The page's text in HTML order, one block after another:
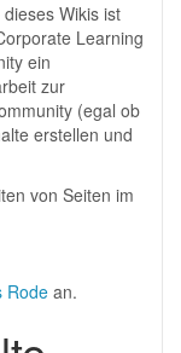
Wikis ist
Learning
ein
zur
(egal ob
erstellen und
von Seiten im
Rodean.